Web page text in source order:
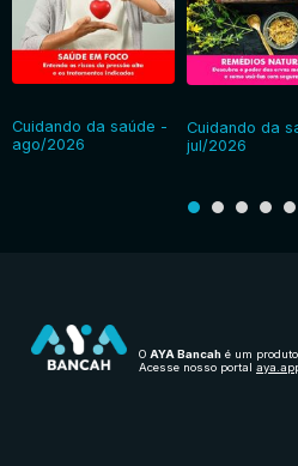
Cuidando da saúde -
ago/2026
Cuidando da
jul/2026
O AYA Bancah é um
Acesse nosso portal